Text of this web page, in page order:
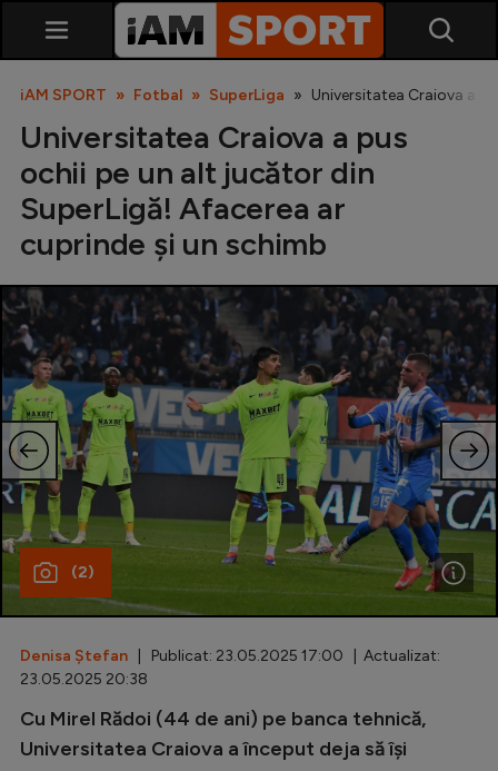
SuperLiga
Liga 2
Cupa României
Echipa Națională
U21
Fotbal feminin
Special
Inedit
Clasamente
iAM SPORT Fotbal SuperLiga Universitatea Craiova a
Universitatea Craiova a pus
ochii pe un alt jucător din
SuperLigă! Afacerea ar
cuprinde și un schimb
(2)
Denisa Ștefan | Publicat: 23.05.2025 17:00 | Actualizat:
23.05.2025 20:38
Cu Mirel Rădoi (44 de ani) pe banca tehnică,
Universitatea Craiova a început deja să își